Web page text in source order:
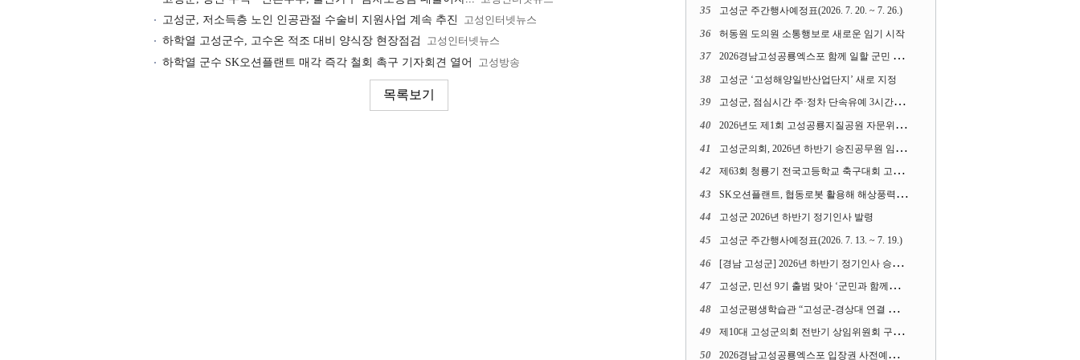
고성군, 저소득층 노인 인공관절 수술비 지원사업 계속 추진
고성인터넷뉴스
하학열 고성군수, 고수온 적조 대비 양식장 현장점검
고성인터넷뉴스
하학열 군수 SK오션플랜트 매각 즉각 철회 촉구 기자회견 열어
고성방송
35 고성군 주간행사예정표(2026. 7. 20. ~ 7. 26.)
36 허동원 도의원 소통행보로 새로운 임기 시작
37 2026경남고성공룡엑스포 함께 일할 군민 모집
38 고성군 ‘고성해양일반산업단지’ 새로 지정
39 고성군, 점심시간 주·정차 단속유예 3시간으로 확대
40 2026년도 제1회 고성공룡지질공원 자문위원회 열어
41 고성군의회, 2026년 하반기 승진공무원 임용장 수여
42 제63회 청룡기 전국고등학교 축구대회 고성서 열린다
43 SK오션플랜트, 협동로봇 활용해 해상풍력 생산 혁신 속도 낸다
44 고성군 2026년 하반기 정기인사 발령
45 고성군 주간행사예정표(2026. 7. 13. ~ 7. 19.)
46 [경남 고성군] 2026년 하반기 정기인사 승진심사 결과
47 고성군, 민선 9기 출범 맞아 ‘군민과 함께하는 대전환 소통간담회’ 열어
48 고성군평생학습관 “고성군-경상대 연결 평생교육” 운영
49 제10대 고성군의회 전반기 상임위원회 구성 완료
50 2026경남고성공룡엑스포 입장권 사전예매 시작